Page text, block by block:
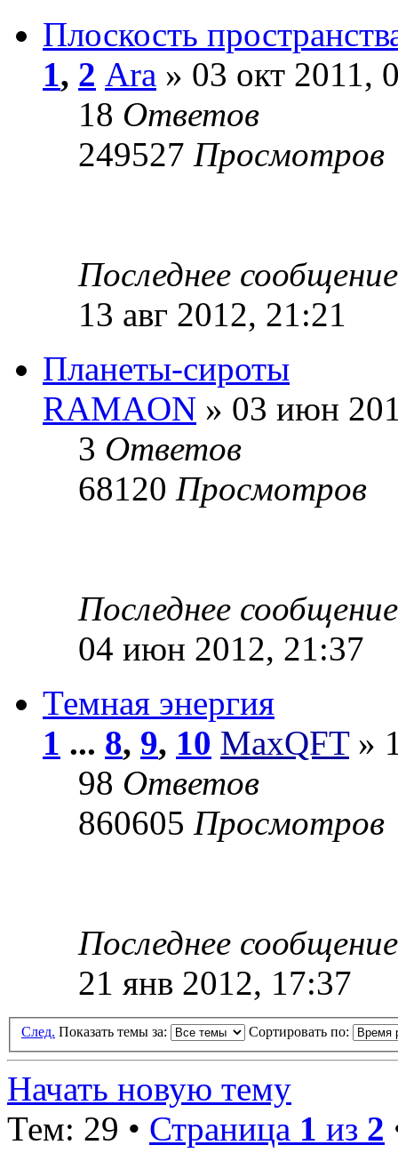
Плоскость
1, 2 Ara » 03 окт 2011,
18 Ответов
249527 Просмотров
Последнее
13 авг 2012, 21:21
Планеты-сироты
RAMAON » 03 июн
3 Ответов
68120 Просмотров
Последнее
04 июн 2012, 21:37
Темная энергия
1 ... 8, 9, 10 MaxQFT»
98 Ответов
860605 Просмотров
Последнее
21 янв 2012, 17:37
След. Показать темы за: Сортировать по:
Начать новую тему
Тем: 29 • Страница 1 из 2